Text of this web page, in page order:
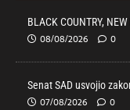
BLACK COUNTRY, NEW
08/08/2026 0
Senat SAD usvojio
07/08/2026 0